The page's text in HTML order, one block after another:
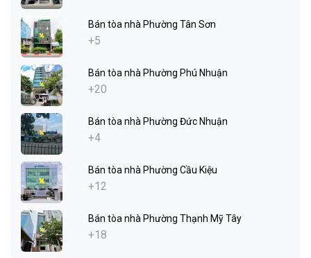
Bán tòa nhà Phường Tân Sơn
+5
Bán tòa nhà Phường Phú Nhuận
+20
Bán tòa nhà Phường Đức Nhuận
+4
Bán tòa nhà Phường Cầu Kiệu
+12
Bán tòa nhà Phường Thạnh Mỹ Tây
+18